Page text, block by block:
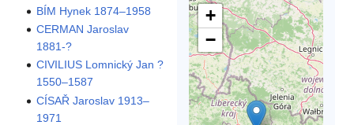
+
−
BÍM Hynek 1874–1958
CERMAN Jaroslav
1881-?
CIVILIUS Lomnický Jan ?
1550–1587
CÍSAŘ Jaroslav 1913–
1971